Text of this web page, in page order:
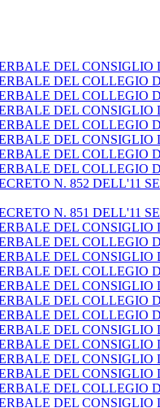
DEL CONSIGLIO
DEL COLLEGIO
DEL COLLEGIO
DEL CONSIGLIO
DEL COLLEGIO
DEL CONSIGLIO
DEL COLLEGIO
DEL COLLEGIO
N. 852 DELL'11
N. 851 DELL'11
DEL CONSIGLIO
DEL COLLEGIO
DEL CONSIGLIO
DEL COLLEGIO
DEL CONSIGLIO
DEL COLLEGIO
DEL COLLEGIO
DEL CONSIGLIO
DEL CONSIGLIO
DEL CONSIGLIO
DEL CONSIGLIO
DEL COLLEGIO
DEL CONSIGLIO